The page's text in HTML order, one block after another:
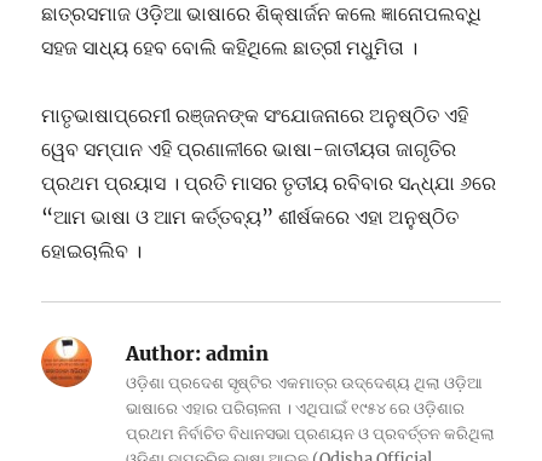
ଛାତ୍ରସମାଜ ଓଡ଼ିଆ ଭାଷାରେ ଶିକ୍ଷାର୍ଜନ କଲେ ଜ୍ଞାନୋପଲବ୍ଧି
ସହଜ ସାଧ୍ୟ ହେବ ବୋଲି କହିଥିଲେ ଛାତ୍ରୀ ମଧୁମିତା ।
ମାତୃଭାଷାପ୍ରେମୀ ରଞ୍ଜନଙ୍କ ସଂଯୋଜନାରେ ଅନୁଷ୍ଠିତ ଏହି
ୱେବ ସମ୍ପାନ ଏହି ପ୍ରଣାଳୀରେ ଭାଷା-ଜାତୀୟତା ଜାଗୃତିର
ପ୍ରଥମ ପ୍ରୟାସ । ପ୍ରତି ମାସର ତୃତୀୟ ରବିବାର ସନ୍ଧ୍ଯା ୬ରେ
“ଆମ ଭାଷା ଓ ଆମ କର୍ତ୍ତବ୍ୟ” ଶୀର୍ଷକରେ ଏହା ଅନୁଷ୍ଠିତ
ହୋଇଚାଲିବ ।
Author: admin
ଓଡ଼ିଶା ପ୍ରଦେଶ ସୃଷ୍ଟିର ଏକମାତ୍ର ଉଦ୍ଦେଶ୍ୟ ଥିଲା ଓଡ଼ିଆ
ଭାଷାରେ ଏହାର ପରିଚାଳନା । ଏଥିପାଇଁ ୧୯୫୪ ରେ ଓଡ଼ିଶାର
ପ୍ରଥମ ନିର୍ବାଚିତ ବିଧାନସଭା ପ୍ରଣୟନ ଓ ପ୍ରବର୍ତ୍ତନ କରିଥିଲା